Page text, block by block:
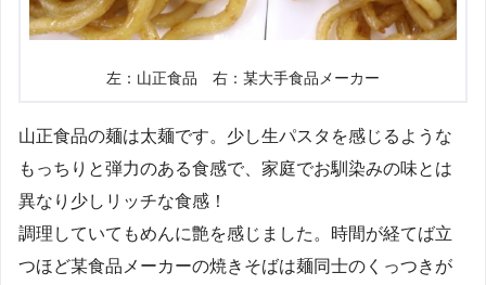
左：山正食品 右：某大手食品メーカー
山正食品の麺は太麺です。少し生パスタを感じるような
もっちりと弾力のある食感で、家庭でお馴染みの味とは
異なり少しリッチな食感！
調理していてもめんに艶を感じました。時間が経てば立
つほど某食品メーカーの焼きそばは麺同士のくっつきが